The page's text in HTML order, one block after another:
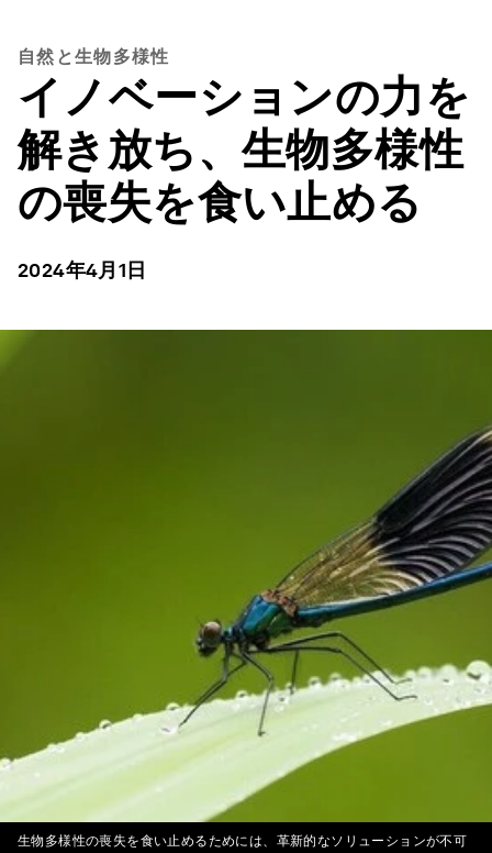
自然と生物多様性
イノベーションの力を
解き放ち、生物多様性
の喪失を食い止める
2024年4月1日
生物多様性の喪失を食い止めるためには、革新的なソリューションが不可